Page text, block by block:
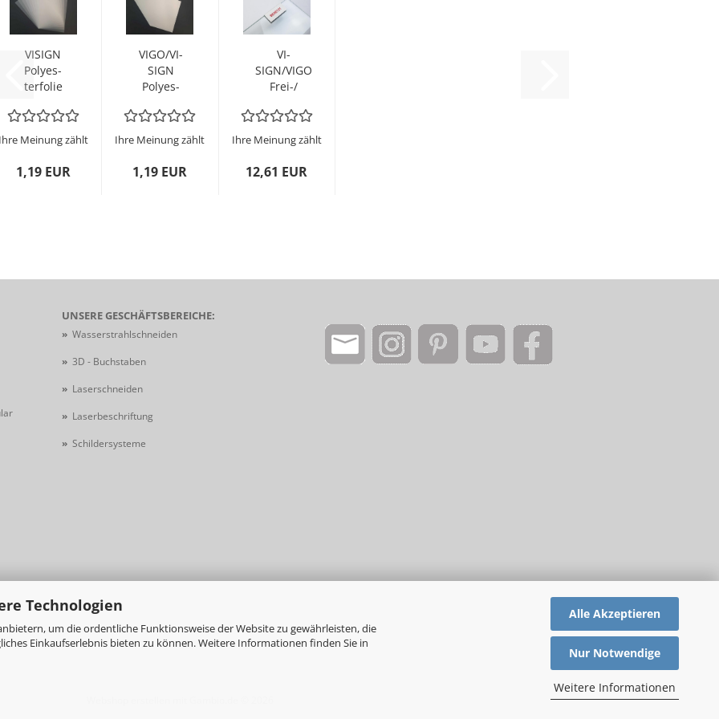
Technologien
um die ordentliche Funktionsweise der Website zu gewährleisten, die
Einkaufserlebnis bieten zu können. Weitere Informationen finden Sie in
Alle Akzeptieren
Nur Notwendige
Weitere Informationen
VI­SIGN
Po­ly­es­
ter­fo­lie
(semi-​
trans­
rent)...
Ihre Meinung zählt
1,19 EUR
VIGO/VI­
SIGN
Po­ly­es­
Weiß
(de­
ckend)...
Ihre Meinung zählt
1,19 EUR
VI­
SIGN/VIGO
Frei-/
Clip zum
Auf­ste­
cken...
Ihre Meinung zählt
12,61 EUR
UNSERE GESCHÄFTSBEREICHE:
» Wasserstrahlschneiden
» 3D - Buchstaben
» Laserschneiden
» Laserbeschriftung
» Schildersysteme